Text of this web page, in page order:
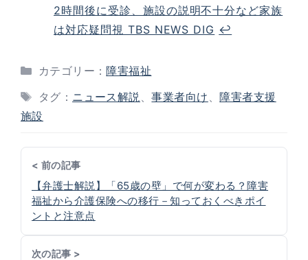
2時間後に受診、施設の説明不十分など家族
は対応疑問視 TBS NEWS DIG ↩︎
カテゴリー：障害福祉
タグ： ニュース解説 、事業者向け 、障害者支援
施設
< 前の記事
【弁護士解説】「65歳の壁」で何が変わる？障害
福祉から介護保険への移行－知っておくべきポイ
ントと注意点
次の記事 >